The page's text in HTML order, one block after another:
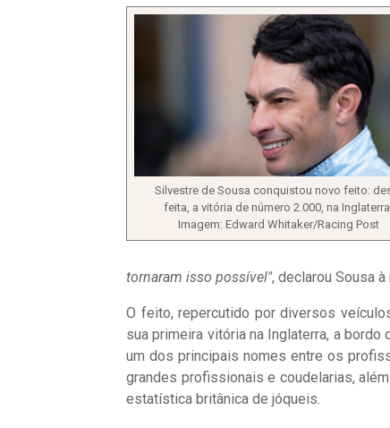
Silvestre de Sousa conquistou novo feito:
feita, a vitória de número 2.000, na Inglaterra.
Imagem: Edward Whitaker/Racing Post
tornaram isso possível", declarou Sousa
O feito, repercutido por diversos
sua primeira vitória na Inglaterra, a
um dos principais nomes entre os
grandes profissionais e coudelarias,
estatística britânica de jóqueis.